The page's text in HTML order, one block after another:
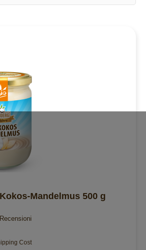
Mandelmus 500 g
Recensioni
Cost